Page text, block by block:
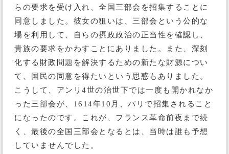
らの要求を受け入れ、全国三部会を招集することに
同意しました。彼女の狙いは、三部会という公的な
場を利用して、自らの摂政政治の正当性を確認し、
貴族の要求をかわすことにありました。また、深刻
化する財政問題を解決するための新たな財源につい
て、国民の同意を得たいという思惑もありました。
こうして、アンリ4世の治世下では一度も開かれなか
った三部会が、1614年10月、パリで招集されること
になったのです。これが、フランス革命前夜まで続
く、最後の全国三部会となるとは、当時は誰も予想
していませんでした。